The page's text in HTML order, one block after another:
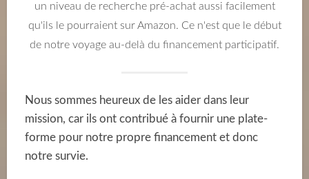
un niveau de recherche pré-achat aussi facilement
qu'ils le pourraient sur Amazon. Ce n'est que le début
de notre voyage au-delà du financement participatif.
Nous sommes heureux de les aider dans leur
mission, car ils ont contribué à fournir une plate-
forme pour notre propre financement et donc
notre survie.